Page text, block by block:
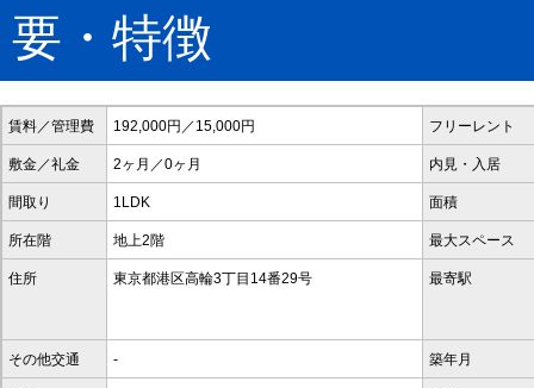
要・特徴
賃料／管理費 192,000円／15,000円 フリーレント
敷金／礼金 2ヶ月／0ヶ月 内見・入居
間取り 1LDK 面積
所在階 地上2階 最大スペース
住所 東京都港区高輪3丁目14番29号 最寄駅
その他交通 - 築年月